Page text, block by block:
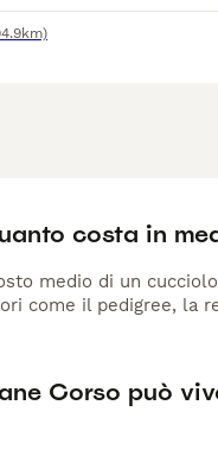
costa in
medio di un
come il pedigree, la
Corso può